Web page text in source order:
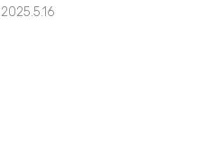
2025.5.16